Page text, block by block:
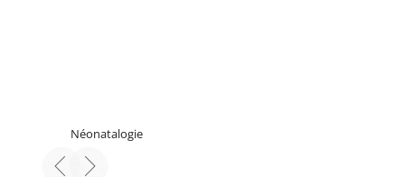
Néonatalogie